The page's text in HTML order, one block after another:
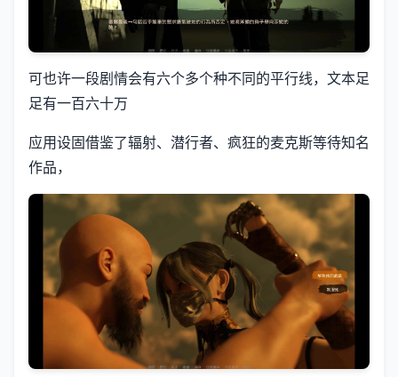
可也许一段剧情会有六个多个种不同的平行线，文本足
足有一百六十万
应用设固借鉴了辐射、潜行者、疯狂的麦克斯等待知名
作品，